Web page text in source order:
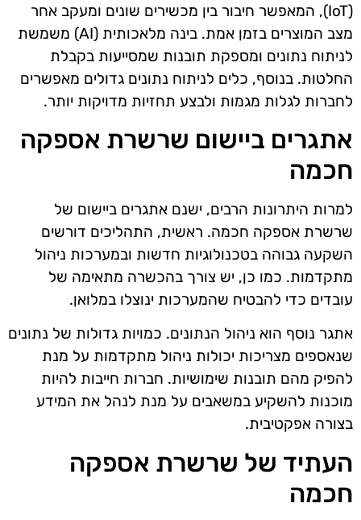
(IoT), המאפשר חיבור בין מכשירים שונים ומעקב אחר
מצב המוצרים בזמן אמת. בינה מלאכותית (AI) משמשת
לניתוח נתונים ומספקת תובנות שמסייעות בקבלת
החלטות. בנוסף, כלים לניתוח נתונים גדולים מאפשרים
לחברות לגלות מגמות ולבצע תחזיות מדויקות יותר.
אתגרים ביישום שרשרת אספקה
חכמה
למרות היתרונות הרבים, ישנם אתגרים ביישום של
שרשרת אספקה חכמה. ראשית, התהליכים דורשים
השקעה גבוהה בטכנולוגיות חדשות ובמערכות ניהול
מתקדמות. כמו כן, יש צורך בהכשרה מתאימה של
עובדים כדי להבטיח שהמערכות ינוצלו במלואן.
אתגר נוסף הוא ניהול הנתונים. כמויות גדולות של נתונים
שנאספים מצריכות יכולות ניהול מתקדמות על מנת
להפיק מהם תובנות שימושיות. חברות חייבות להיות
מוכנות להשקיע במשאבים על מנת לנהל את המידע
בצורה אפקטיבית.
העתיד של שרשרת אספקה
חכמה